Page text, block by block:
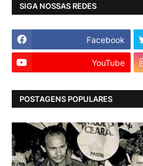
SIGA NOSSAS REDES
Facebook
YouTube
POSTAGENS POPULARES